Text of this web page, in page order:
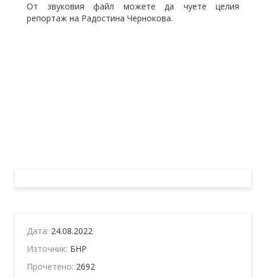
От звуковия файл можете да чуете целия
репортаж на Радостина Чернокова.
Дата: 24.08.2022
Източник: БНР
Прочетено: 2692